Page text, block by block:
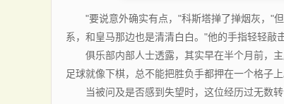
"要说意外确实有点，"科斯塔掸了掸烟灰，"但
系，和皇马那边也是清清白白。"他的手指轻轻敲
俱乐部内部人士透露，其实早在半个月前，主
足球就像下棋，总不能把胜负手都押在一个格子
当被问及是否感到失望时，这位经历过无数转